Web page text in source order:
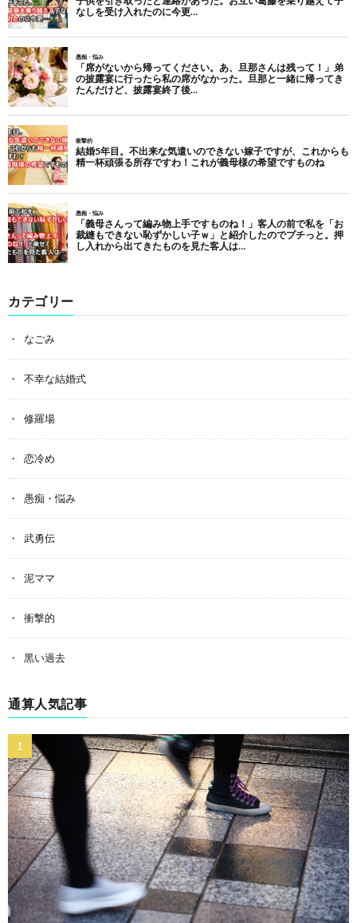
カテゴリー
なごみ
不幸な結婚式
修羅場
恋冷め
愚痴・悩み
武勇伝
泥ママ
衝撃的
黒い過去
通算人気記事